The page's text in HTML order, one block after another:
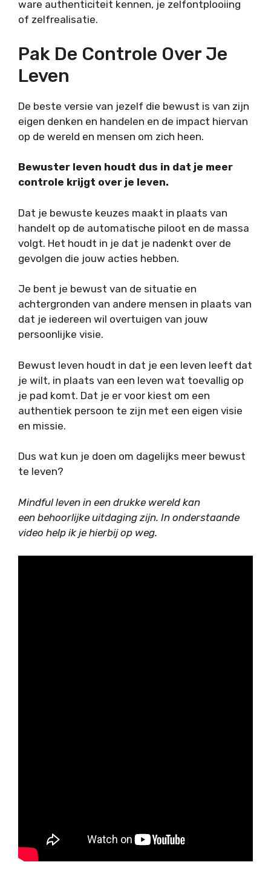
ware authenticiteit kennen, je zelfontplooiing
of zelfrealisatie.
Pak De Controle Over Je
Leven
De beste versie van jezelf die bewust is van zijn
eigen denken en handelen en de impact hiervan
op de wereld en mensen om zich heen.
Bewuster leven houdt dus in dat je meer
controle krijgt over je leven.
Dat je bewuste keuzes maakt in plaats van
handelt op de automatische piloot en de massa
volgt. Het houdt in je dat je nadenkt over de
gevolgen die jouw acties hebben.
Je bent je bewust van de situatie en
achtergronden van andere mensen in plaats van
dat je iedereen wil overtuigen van jouw
persoonlijke visie.
Bewust leven houdt in dat je een leven leeft dat
je wilt, in plaats van een leven wat toevallig op
je pad komt. Dat je er voor kiest om een
authentiek persoon te zijn met een eigen visie
en missie.
Dus wat kun je doen om dagelijks meer bewust
te leven?
Mindful leven in een drukke wereld kan
een behoorlijke uitdaging zijn. In onderstaande
video help ik je hierbij op weg.